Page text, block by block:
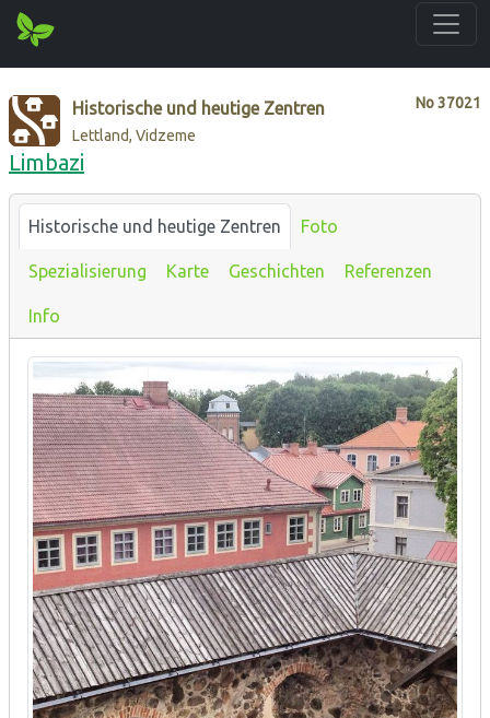
No37021
Historische und heutige Zentren
Lettland, Vidzeme
Limbazi
Historische und heutige Zentren Foto
Spezialisierung Karte Geschichten Referenzen
Info